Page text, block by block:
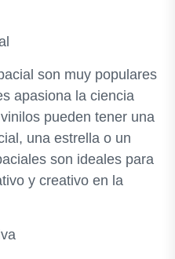
son muy populares
apasiona la ciencia
pueden tener una
una estrella o un
son ideales para
y creativo en la